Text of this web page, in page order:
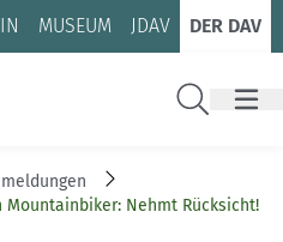
Zum Inhalt
Zur Footer-Navigation
MUSEUM JDAV DER DAV
Nehmt Rücksicht!